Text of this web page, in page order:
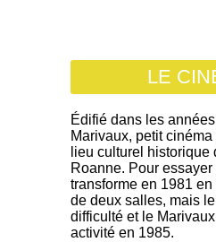
LE
Édifié dans les
Marivaux, petit
lieu culturel
Roanne. Pour
transforme en 1981
de deux salles, mais
difficulté et le
activité en 1985.